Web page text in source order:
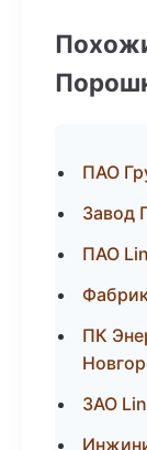
ПАО
Завод
ПАО
ПК
ЗАО